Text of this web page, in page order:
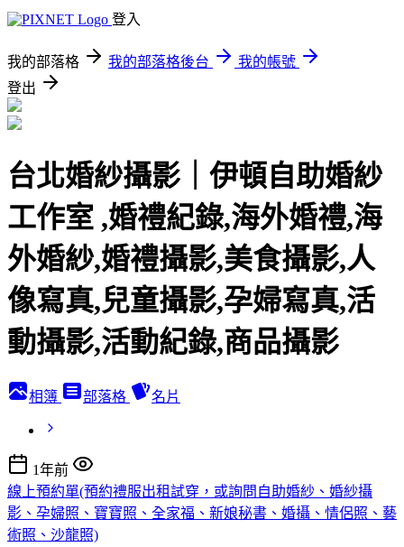
登入
我的部落格 我的部落格後台
我的帳號
登出
台北婚紗攝影｜伊頓自助婚紗
工作室 ,婚禮紀錄,海外婚禮,海
外婚紗,婚禮攝影,美食攝影,人
像寫真,兒童攝影,孕婦寫真,活
動攝影,活動紀錄,商品攝影
相簿 部落格 名片
1年前
線上預約單(預約禮服出租試穿，或詢問自助婚紗、婚紗攝
影、孕婦照、寶寶照、全家福、新娘秘書、婚攝、情侶照、藝
術照、沙龍照)